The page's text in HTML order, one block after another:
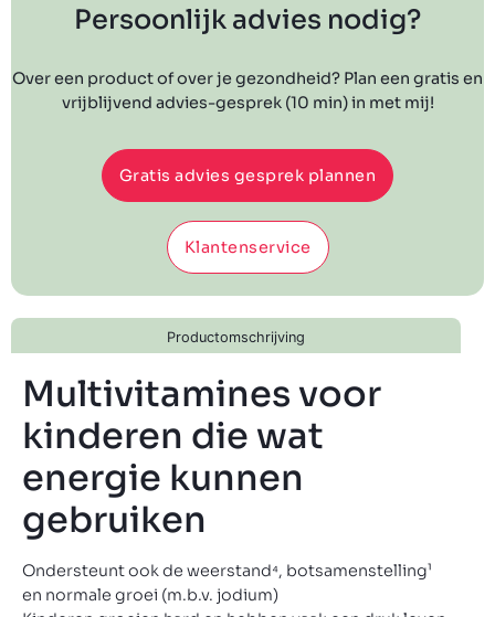
Persoonlijk advies nodig?
Over een product of over je gezondheid? Plan een gratis en
vrijblijvend advies-gesprek (10 min) in met mij!
Gratis advies gesprek plannen
Klantenservice
Productomschrijving
Multivitamines voor
kinderen die wat
energie kunnen
gebruiken
Ondersteunt ook de weerstand⁴, botsamenstelling¹
en normale groei (m.b.v. jodium)